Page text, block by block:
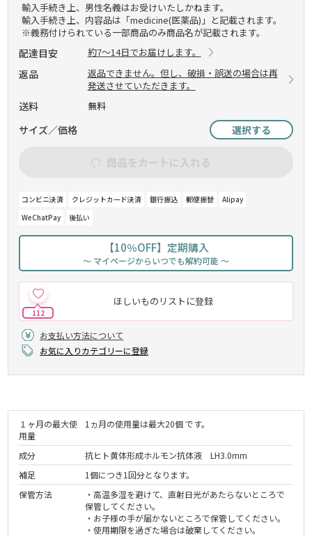
輸入手続き上、男性名義はお受けいたしかねます。
輸入手続き上、内容品は「medicine(医薬品)」と記載されます。
※義務付けられている一部商品のみ商品名が記載されます。
配達目安 約7～14日でお届けします。
返品
返品できません。但し、破損・誤送の場合は再
発送させていただきます。
送料 無料
サイズ／価格 選択する
商品をカートに入れる
コンビニ決済 クレジットカード決済 銀行振込 郵便振替
Alipay
WeChatPay
後払い
【10％OFF】定期購入
～ マイページからいつでも解約可能 ～
ほしいものリストに登録
112
お支払い方法について
お気に入りカテゴリーに登録
１ヶ月の最大使
用量
1ヵ月の使用量は最大20個 です。
成分
抗ヒト黄体形成ホルモン抗体液 LH3.0mm
補足
1個につき1回分となります。
保管方法
・高温多湿を避けて、直射日光があたらないところで
保管してください。
・お子様の手が届かないところで保管してください。
・使用期限を過ぎた場合は破棄してください。